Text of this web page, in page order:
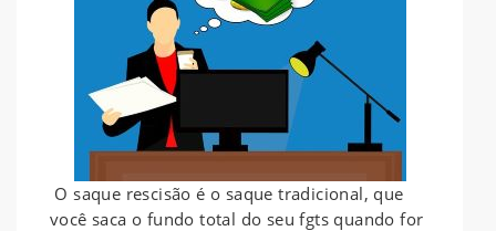
O saque rescisão é o saque tradicional, que
você saca o fundo total do seu fgts quando for